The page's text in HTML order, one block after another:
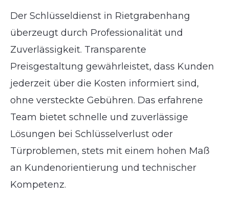
Der Schlüsseldienst in Rietgrabenhang
überzeugt durch Professionalität und
Zuverlässigkeit. Transparente
Preisgestaltung gewährleistet, dass Kunden
jederzeit über die Kosten informiert sind,
ohne versteckte Gebühren. Das erfahrene
Team bietet schnelle und zuverlässige
Lösungen bei Schlüsselverlust oder
Türproblemen, stets mit einem hohen Maß
an Kundenorientierung und technischer
Kompetenz.